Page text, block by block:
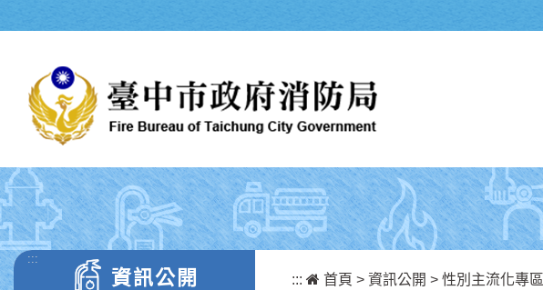
:::
資訊公開 ::: 首頁 > 資訊公開 > 性別主流化專區